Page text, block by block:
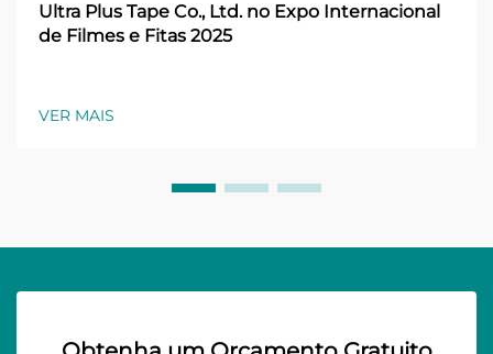
Ultra Plus Tape Co., Ltd. no Expo Internacional
de Filmes e Fitas 2025
VER MAIS